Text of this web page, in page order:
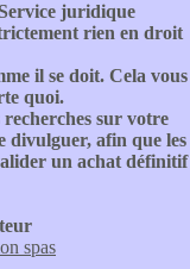
juridique
rien en droit
il se doit. Cela vous
quoi.
sur votre
divulguer, afin que les
un achat définitif
spas